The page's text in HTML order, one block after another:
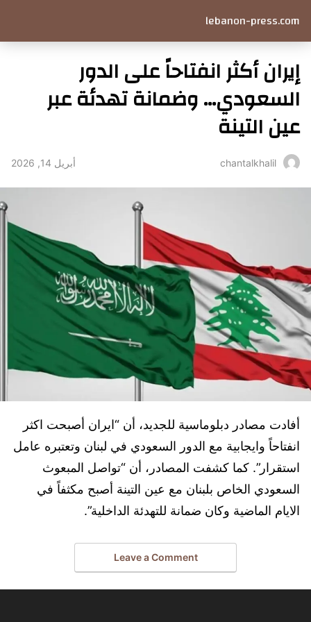
lebanon-press.com
إيران أكثر انفتاحاً على الدور
السعودي… وضمانة تهدئة عبر
عين التينة
chantalkhalil أبريل 14, 2026
أفادت مصادر دبلوماسية للجديد، أن “ايران أصبحت اكثر
انفتاحاً وايجابية مع الدور السعودي في لبنان وتعتبره عامل
استقرار”. كما كشفت المصادر، أن “تواصل المبعوث
السعودي الخاص بلبنان مع عين التينة أصبح مكثفاً في
الايام الماضية وكان ضمانة للتهدئة الداخلية”.
Leave a Comment